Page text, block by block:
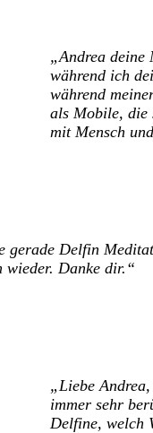
Andrea deine
während ich
während
als Mobile, die
mit Mensch
gerade Delfin
wieder. Danke dir.
Liebe
immer sehr
Delfine, welch